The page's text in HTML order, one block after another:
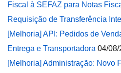
Fiscal à SEFAZ para Notas
Requisição de Transferência
[Melhoria] API: Pedidos de
Entrega e Transportadora 04/08/
[Melhoria] Administração: Novo